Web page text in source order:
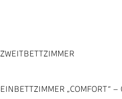
ZWEITBETTZIMMER
EINBETTZIMMER „COMFORT“ –